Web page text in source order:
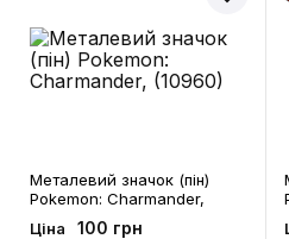
Металевий значок (пін)
Pokemon: Charmander,
(10960)
Ціна 100 грн